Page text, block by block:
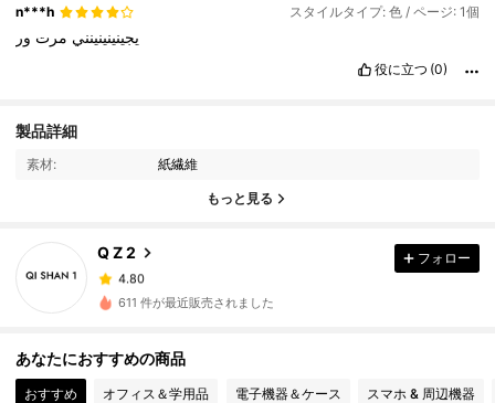
n***h スタイルタイプ: 色 / ページ: 1個
يجينينينينني مرت ور
役に立つ (0)
製品詳細
素材: 紙繊維
もっと見る
Q Z 2
4.80
4.80
4.80
フォロー
611 件が最近販売されました
あなたにおすすめの商品
おすすめ オフィス＆学用品 電子機器＆ケース スマホ & 周辺機器